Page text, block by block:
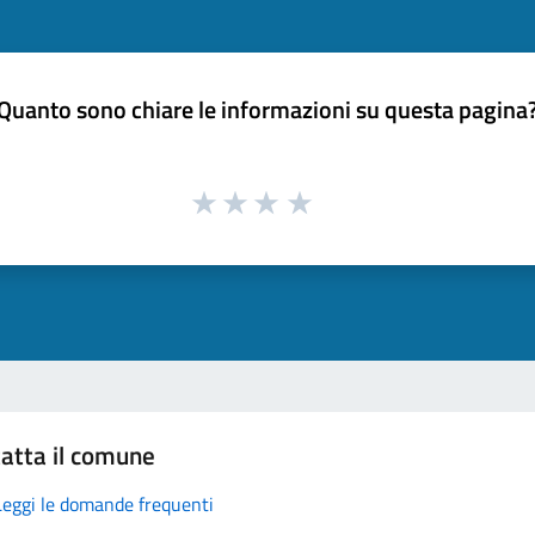
sono chiare le informazioni su questa
il comune
le domande frequenti